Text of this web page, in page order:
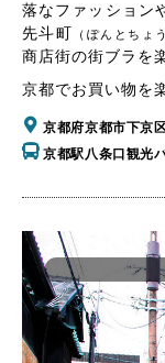
落なファッション
先斗町
（ぽんとちょ
商店街の街ブラを
京都でお買い物を
京都府京都市下京
京都駅八条口観光